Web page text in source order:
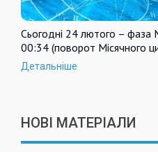
Сьогодні 24 лютого – фаза
00:34 (поворот Місячного
Детальніше
НОВІ МАТЕРІАЛИ